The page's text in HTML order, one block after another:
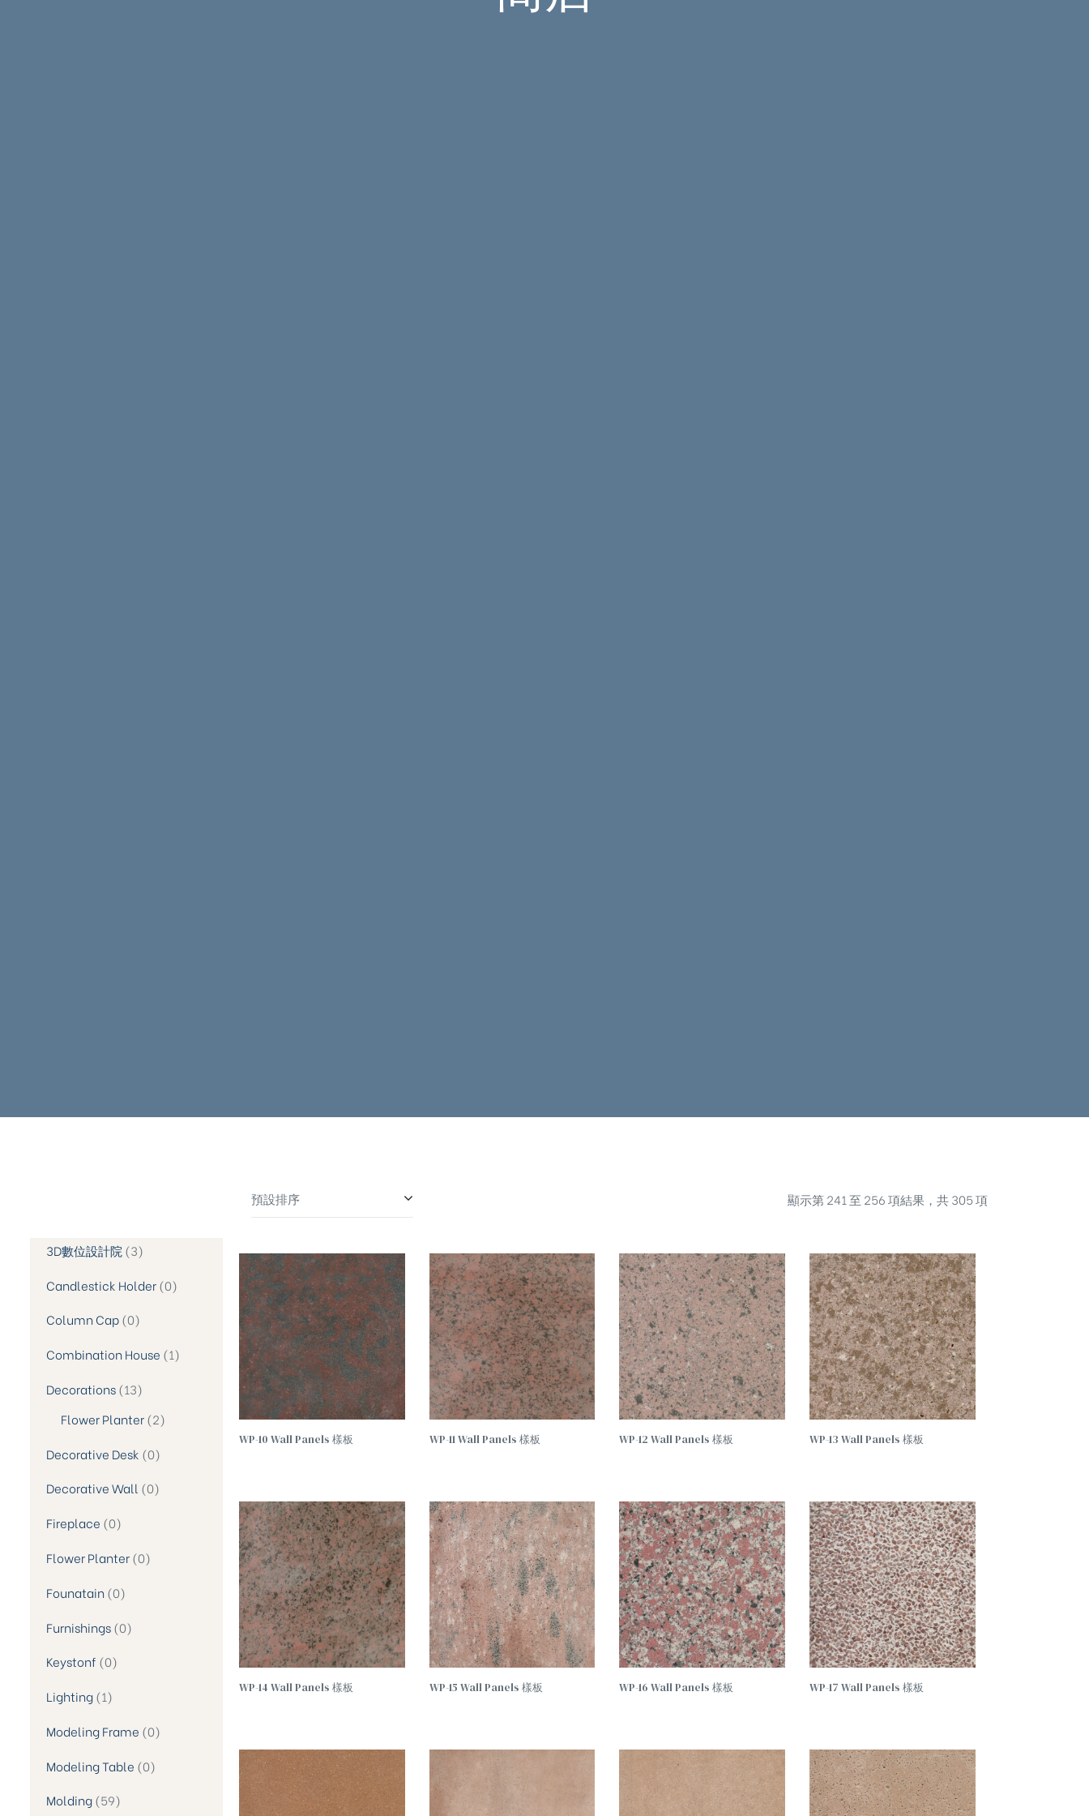
3D數位設計院 3
Candlestick Holder 0
Column Cap 0
Combination House 1
Decorations 13
Flower Planter 2
Decorative Desk 0
Decorative Wall 0
Fireplace 0
Flower Planter 0
Founatain 0
Furnishings 0
Keystonf 0
Lighting 1
Modeling Frame 0
Modeling Table 0
Molding 59
預設排序 顯示第 241 至 256 項結果，共 305 項
查看
內容
WP-10 Wall Panels 樣板
查看
內容
WP-11 Wall Panels 樣板
查看
內容
WP-12 Wall Panels 樣板 WP-13 Wall Panels 樣板
查看
內容
WP-14 Wall Panels 樣板
查看
內容
WP-15 Wall Panels 樣板
查看
內容
WP-16 Wall Panels 樣板 WP-17 Wall Panels 樣板